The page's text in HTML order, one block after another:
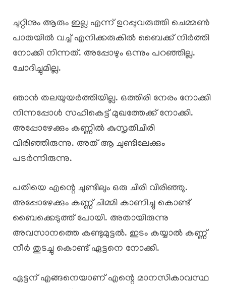
ചുറ്റിനും ആരും ഇല്ല എന്ന് ഉറപ്പുവരുത്തി ചെമ്മൺ
പാതയിൽ വച്ച് എനിക്കരുകിൽ ബൈക്ക് നിർത്തി
നോക്കി നിന്നത്. അപ്പോഴും ഒന്നും പറഞ്ഞില്ല.
ചോദിച്ചുമില്ല.
ഞാൻ തലയുയർത്തിയില്ല. ഒത്തിരി നേരം നോക്കി
നിന്നപ്പോൾ സഹികെട്ട് മുഖത്തേക്ക് നോക്കി.
അപ്പോഴേക്കും കണ്ണിൽ കുസൃതിചിരി
വിരിഞ്ഞിരുന്നു. അത്‌ ആ ചുണ്ടിലേക്കും
പടർന്നിരുന്നു.
പതിയെ എന്റെ ചുണ്ടിലും ഒരു ചിരി വിരിഞ്ഞു.
അപ്പോഴേക്കും കണ്ണ് ചിമ്മി കാണിച്ചു കൊണ്ട്
ബൈക്കെടുത്ത് പോയി. അതായിരുന്നു
അവസാനത്തെ കണ്ടുമുട്ടൽ. ഇടം കയ്യാൽ കണ്ണ്
നീർ തുടച്ചു കൊണ്ട് ഏട്ടനെ നോക്കി.
ഏട്ടന് എങ്ങനെയാണ് എന്റെ മാനസികാവസ്ഥ